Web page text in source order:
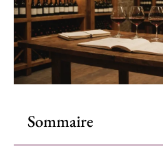
Sommaire